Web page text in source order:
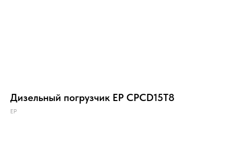
Дизельный погрузчик EP CPCD15T8
EP